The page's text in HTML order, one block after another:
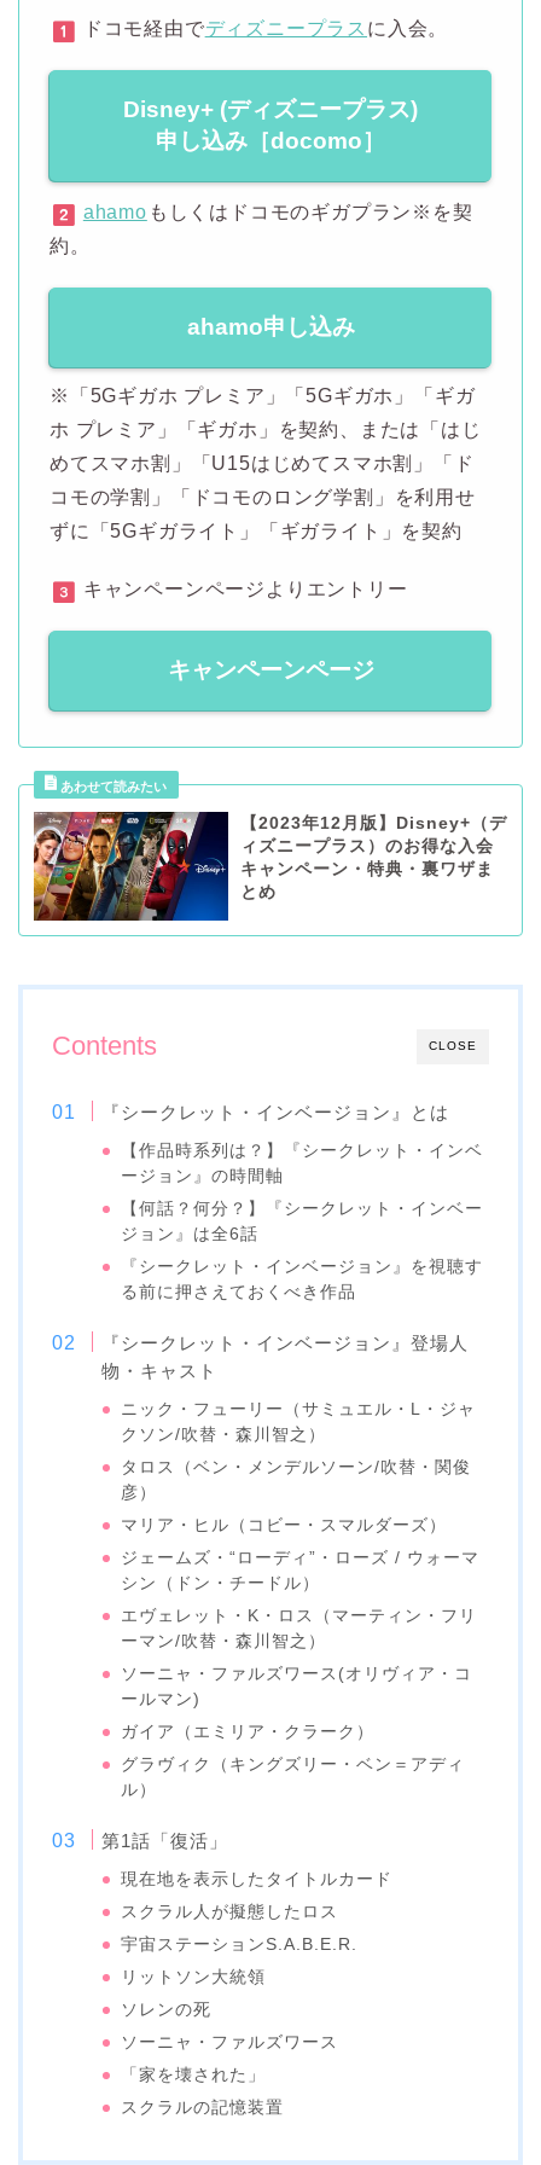
ドコモ経由でディズニープラス に入会。
Disney+ (ディズニープラス)
申し込み［docomo］
ahamo もしくはドコモのギガプラン※を契
約。
ahamo申し込み
※「5Gギガホ プレミア」「5Gギガホ」「ギガ
ホ プレミア」「ギガホ」を契約、または「はじ
めてスマホ割」「U15はじめてスマホ割」「ド
コモの学割」「ドコモのロング学割」を利用せ
ずに「5Gギガライト」「ギガライト」を契約
キャンペーンページよりエントリー
キャンペーンページ
【2023年12月版】Disney+（デ
ィズニープラス）のお得な入会
キャンペーン・特典・裏ワザま
とめ
CLOSE
Contents
『シークレット・インベージョン』とは
【作品時系列は？】『シークレット・インベ
ージョン』の時間軸
【何話？何分？】『シークレット・インベー
ジョン』は全6話
『シークレット・インベージョン』を視聴す
る前に押さえておくべき作品
『シークレット・インベージョン』登場人
物・キャスト
ニック・フューリー（サミュエル・L・ジャ
クソン/吹替・森川智之）
タロス（ベン・メンデルソーン/吹替・関俊
彦）
マリア・ヒル（コビー・スマルダーズ）
ジェームズ・“ローディ”・ローズ / ウォーマ
シン（ドン・チードル）
エヴェレット・K・ロス（マーティン・フリ
ーマン/吹替・森川智之）
ソーニャ・ファルズワース(オリヴィア・コ
ールマン)
ガイア（エミリア・クラーク）
グラヴィク（キングズリー・ベン＝アディ
ル）
第1話「復活」
現在地を表示したタイトルカード
スクラル人が擬態したロス
宇宙ステーションS.A.B.E.R.
リットソン大統領
ソレンの死
ソーニャ・ファルズワース
「家を壊された」
スクラルの記憶装置